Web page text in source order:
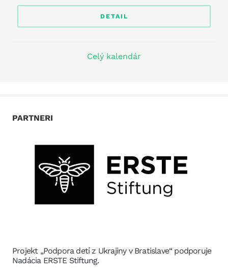
DETAIL
Celý kalendár
PARTNERI
Projekt „Podpora detí z Ukrajiny v Bratislave“ podporuje
Nadácia ERSTE Stiftung.